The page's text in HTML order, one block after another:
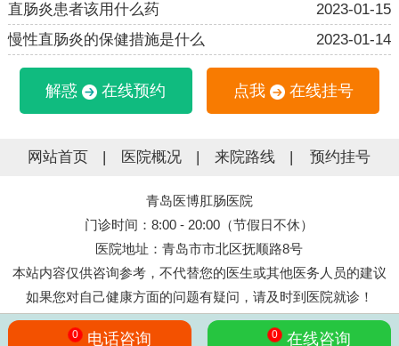
直肠炎患者该用什么药
2023-01-15
慢性直肠炎的保健措施是什么
2023-01-14
解惑 在线预约 点我 在线挂号
网站首页 医院概况 来院路线 预约挂号
青岛医博肛肠医院
门诊时间：8:00 - 20:00（节假日不休）
医院地址：青岛市市北区抚顺路8号
本站内容仅供咨询参考，不代替您的医生或其他医务人员的建议
如果您对自己健康方面的问题有疑问，请及时到医院就诊！
0 电话咨询 0 在线咨询